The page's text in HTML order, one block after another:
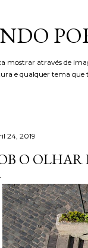
mostrar através de
e qualquer tema
24, 2019
O